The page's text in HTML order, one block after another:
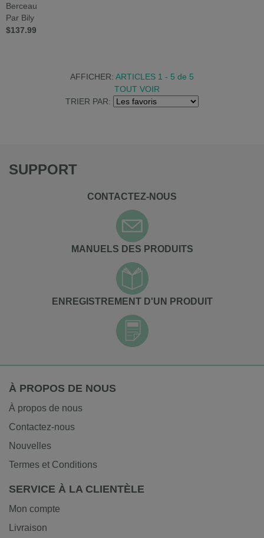
Berceau
Par Bily
$137.99
TRIER PAR:
AFFICHER: ARTICLES 1 - 5 de 5
TOUT VOIR
SUPPORT
CONTACTEZ-NOUS
MANUELS DES PRODUITS
ENREGISTREMENT D'UN PRODUIT
À PROPOS DE NOUS
À propos de nous
Contactez-nous
Nouvelles
Termes et Conditions
SERVICE À LA CLIENTÈLE
Mon compte
Livraison